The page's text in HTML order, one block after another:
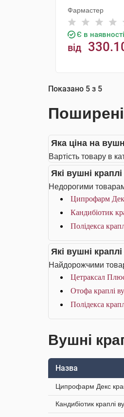
Фармастер
Є в наявності
від
Показано 5 з 5
Яка ціна на
Вартість товару в
Які вушні
Недорогими
Ципрофарм
Кандибіотик
Полідекса
Які вушні
Найдорожчими
Цетраксал
Отофа краплі
Полідекса
Вушні
Назва
Ципрофарм Декс
Кандибіотик краплі